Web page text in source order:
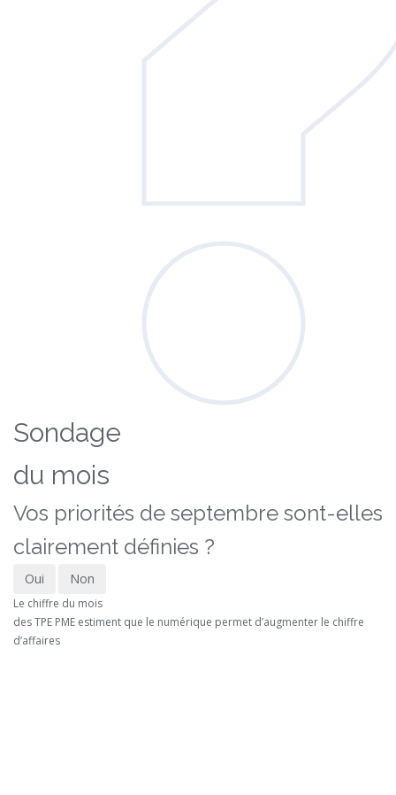
Sondage
du mois
Vos priorités de septembre sont-elles
clairement définies ?
Oui Non
Le chiffre du mois
des TPE PME estiment que le numérique permet d’augmenter le chiffre
d’affaires